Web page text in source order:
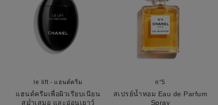
le lift - แฮนด์ครีม
แฮนด์ครีมเพื่อผิวเรียบเนียน
สม่ำเสมอ และอ่อนเยาว์
n°5
สเปรย์น้ำหอม Eau de Parfum
Spray